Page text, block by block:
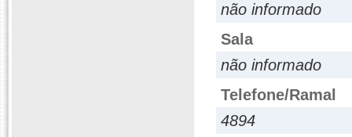
não informado
Sala
não informado
Telefone/Ramal
4894